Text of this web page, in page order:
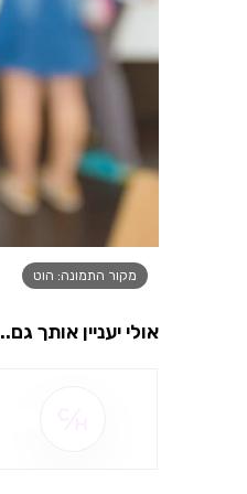
מקור התמונה: הוט
אולי יעניין אותך גם..